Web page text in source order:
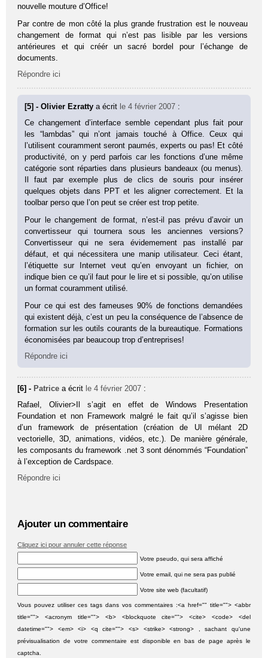
nouvelle mouture d’Office!
Par contre de mon côté la plus grande frustration est le nouveau
changement de format qui n’est pas lisible par les versions
antérieures et qui créér un sacré bordel pour l’échange de
documents.
Répondre ici
[5] - Olivier Ezrattya écrit le 4 février 2007 :
Ce changement d’interface semble cependant plus fait pour
les “lambdas” qui n’ont jamais touché à Office. Ceux qui
l’utilisent couramment seront paumés, experts ou pas! Et côté
productivité, on y perd parfois car les fonctions d’une même
catégorie sont réparties dans plusieurs bandeaux (ou menus).
Il faut par exemple plus de clics de souris pour insérer
quelques objets dans PPT et les aligner correctement. Et la
toolbar perso que l’on peut se créer est trop petite.
Pour le changement de format, n’est-il pas prévu d’avoir un
convertisseur qui tournera sous les anciennes versions?
Convertisseur qui ne sera évidemement pas installé par
défaut, et qui nécessitera une manip utilisateur. Ceci étant,
l’étiquette sur Internet veut qu’en envoyant un fichier, on
indique bien ce qu’il faut pour le lire et si possible, qu’on utilise
un format couramment utilisé.
Pour ce qui est des fameuses 90% de fonctions demandées
qui existent déjà, c’est un peu la conséquence de l’absence de
formation sur les outils courants de la bureautique. Formations
économisées par beaucoup trop d’entreprises!
Répondre ici
[6] - Patrice a écrit le 4 février 2007 :
Rafael, Olivier>Il s’agit en effet de Windows Presentation
Foundation et non Framework malgré le fait qu’il s’agisse bien
d’un framework de présentation (création de UI mélant 2D
vectorielle, 3D, animations, vidéos, etc.). De manière générale,
les composants du framework .net 3 sont dénommés “Foundation”
à l’exception de Cardspace.
Répondre ici
Ajouter un commentaire
Cliquez ici pour annuler cette réponse
Votre pseudo, qui sera affiché
Votre email, qui ne sera pas publié
Votre site web (facultatif)
Vous pouvez utiliser ces tags dans vos commentaires :<a href="" title=""> <abbr
title=""> <acronym title=""> <b> <blockquote cite=""> <cite> <code> <del
datetime=""> <em> <i> <q cite=""> <s> <strike> <strong> , sachant qu'une
prévisualisation de votre commentaire est disponible en bas de page après le
captcha.